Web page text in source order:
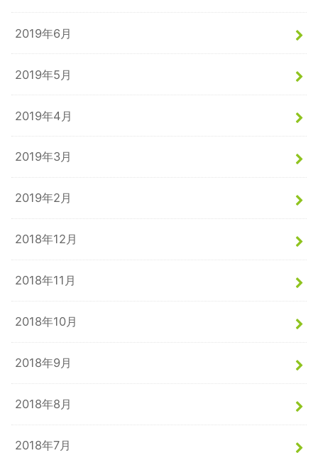
2019年6月
2019年5月
2019年4月
2019年3月
2019年2月
2018年12月
2018年11月
2018年10月
2018年9月
2018年8月
2018年7月